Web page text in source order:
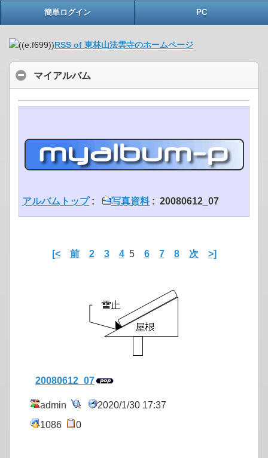
簡単ログイン PC
RSS of 東林山法雲寺のホームページ
マイアルバム
アルバムトップ: 写真資料: 20080612_07
[< 前 2 3 45 6 7 8 次 >]
20080612_07
admin
2020/1/30 17:37
1086
0